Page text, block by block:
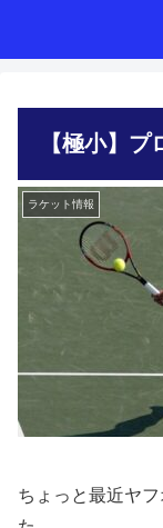
【極小】
ラケット情報
ちょっと最近ヤ